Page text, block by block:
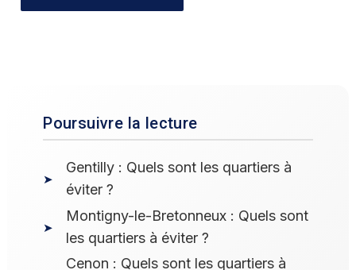
Poursuivre la lecture
Gentilly : Quels sont les quartiers à
éviter ?
Montigny-le-Bretonneux : Quels sont
les quartiers à éviter ?
Cenon : Quels sont les quartiers à